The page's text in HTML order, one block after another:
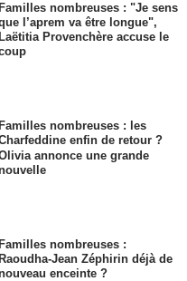
Familles nombreuses : "Je sens
l’aprem va être longue",
Laëtitia Provenchère accuse le
Familles nombreuses : les
enfin de retour ?
annonce une grande
Familles nombreuses :
Raoudha-Jean Zéphirin déjà de
enceinte ?